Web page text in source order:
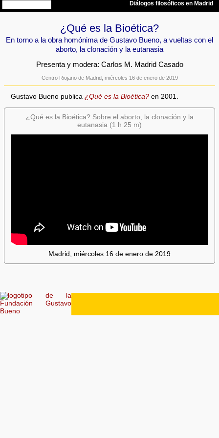
¿Qué es la Bioética?
En torno a la obra homónima de Gustavo Bueno, a vueltas con el
aborto, la clonación y la eutanasia
Presenta y modera: Carlos M. Madrid Casado
Centro Riojano de Madrid, miércoles 16 de enero de 2019
Gustavo Bueno publica ¿Qué es la Bioética?en 2001.
¿Qué es la Bioética? Sobre el aborto, la clonación y la
eutanasia (1 h 25 m)
Madrid, miércoles 16 de enero de 2019